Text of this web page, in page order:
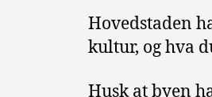
Hovedstaden
kultur, og hva
Husk at byen